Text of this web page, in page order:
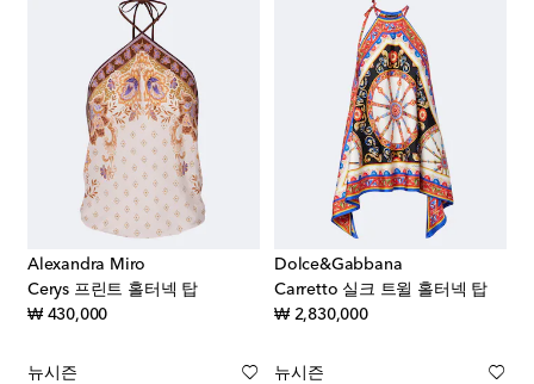
Alexandra Miro
Cerys 프린트 홀터넥 탑
₩ 430,000original price
Dolce&Gabbana
Carretto 실크 트윌 홀터넥 탑
₩ 2,830,000original price
뉴시즌 뉴시즌